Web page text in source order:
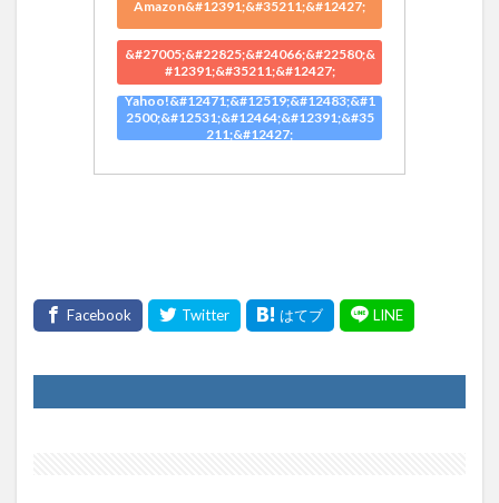
Amazon&#12391;&#35211;&#12427;
&#27005;&#22825;&#24066;&#22580;&
#12391;&#35211;&#12427;
Yahoo!&#12471;&#12519;&#12483;&#1
2500;&#12531;&#12464;&#12391;&#35
211;&#12427;